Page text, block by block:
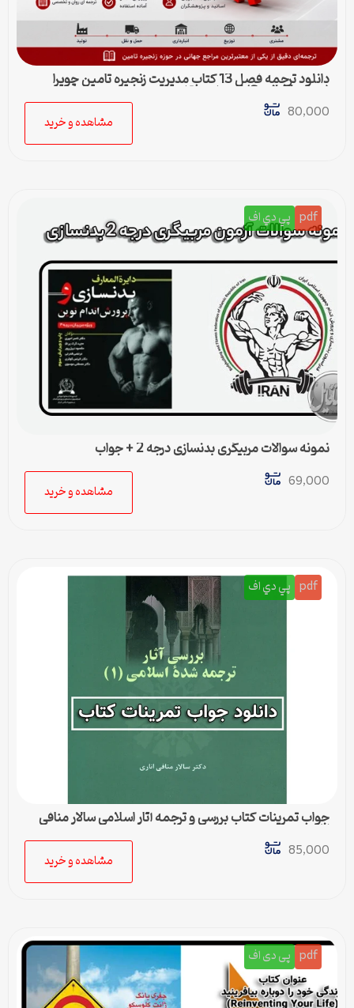
دانلود ترجمه فصل 13 کتاب مدیریت زنجیره تامین چوپرا
(Sunil Chopra) | حمل و نقل در زنجیره تامین
80,000
مشاهده و خرید
pdf پي دي اف
نمونه سوالات مربیگری بدنسازی درجه 2 + جواب
69,000
مشاهده و خرید
pdf پي دي اف
جواب تمرینات کتاب بررسی و ترجمه آثار اسلامی سالار منافی
اناری
85,000
مشاهده و خرید
pdf پی دی اف